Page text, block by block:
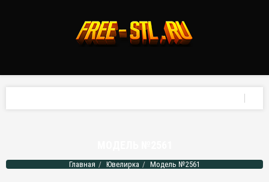
Главная Ювелирка Модель №2561